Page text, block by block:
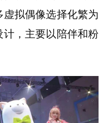
拟偶像选择化繁为
，主要以陪伴和粉